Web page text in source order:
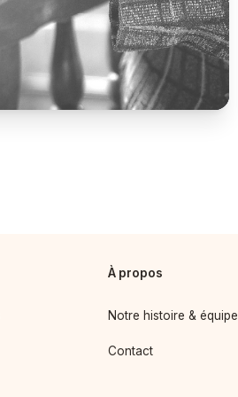
À propos
Notre histoire & équipe
Contact